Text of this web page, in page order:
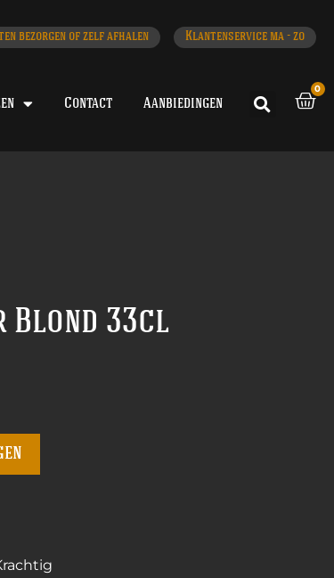
bezorgen of zelf afhalen Klantenservice ma - zo
Contact Aanbiedingen
0
Blond 33cl